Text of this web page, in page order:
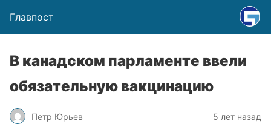
Главпост
В канадском парламенте ввели
обязательную вакцинацию
Петр Юрьев 5 лет назад